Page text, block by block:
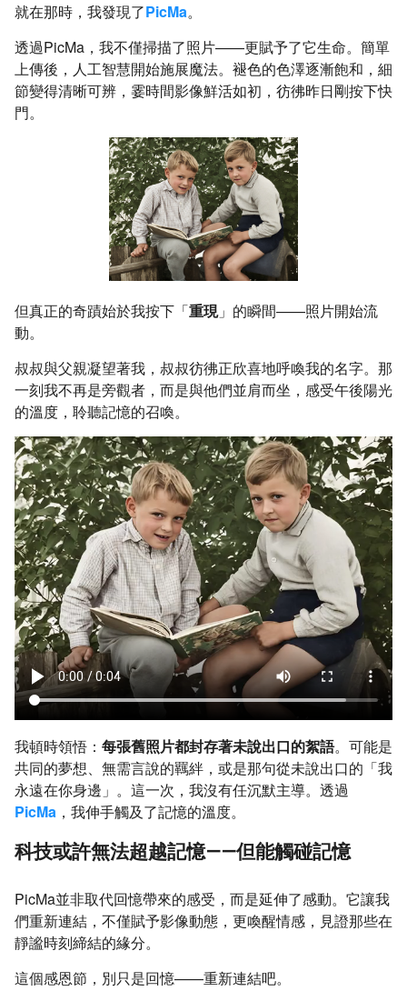
就在那時，我發現了PicMa。
透過PicMa，我不僅掃描了照片——更賦予了它生命。簡單
上傳後，人工智慧開始施展魔法。褪色的色澤逐漸飽和，細
節變得清晰可辨，霎時間影像鮮活如初，彷彿昨日剛按下快
門。
但真正的奇蹟始於我按下「重現」的瞬間——照片開始流
動。
叔叔與父親凝望著我，叔叔彷彿正欣喜地呼喚我的名字。那
一刻我不再是旁觀者，而是與他們並肩而坐，感受午後陽光
的溫度，聆聽記憶的召喚。
我頓時領悟： 每張舊照片都封存著未說出口的絮語。可能是
共同的夢想、無需言說的羈絆，或是那句從未說出口的「我
永遠在你身邊」。這一次，我沒有任沉默主導。透過
PicMa ，我伸手觸及了記憶的溫度。
科技或許無法超越記憶——但能觸碰記憶
PicMa並非取代回憶帶來的感受，而是延伸了感動。它讓我
們重新連結，不僅賦予影像動態，更喚醒情感，見證那些在
靜謐時刻締結的緣分。
這個感恩節，別只是回憶——重新連結吧。